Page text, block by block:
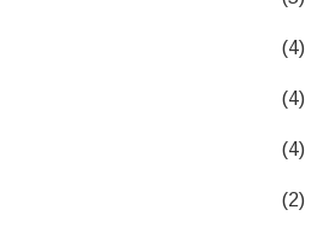
(4)
(4)
(4)
(2)